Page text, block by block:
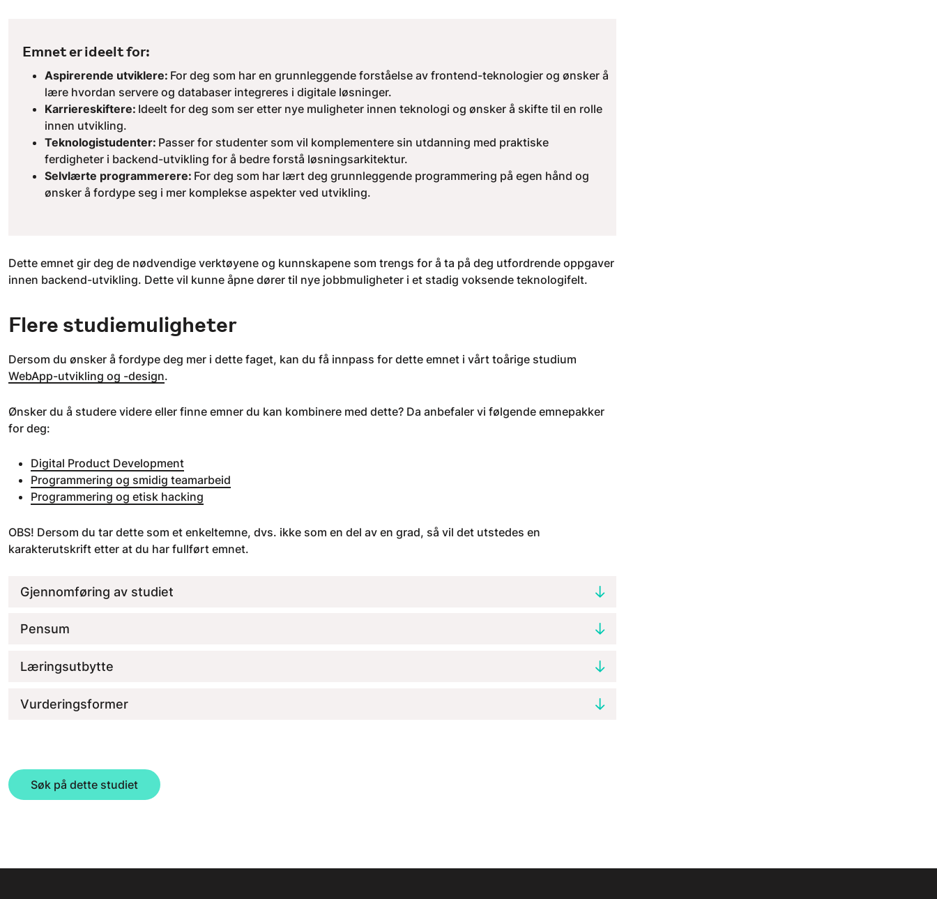
Emnet er ideelt for:
Aspirerende utviklere: For deg som har en grunnleggende forståelse av frontend-teknologier og ønsker å
lære hvordan servere og databaser integreres i digitale løsninger.
Karriereskiftere: Ideelt for deg som ser etter nye muligheter innen teknologi og ønsker å skifte til en rolle
innen utvikling.
Teknologistudenter: Passer for studenter som vil komplementere sin utdanning med praktiske
ferdigheter i backend-utvikling for å bedre forstå løsningsarkitektur.
Selvlærte programmerere: For deg som har lært deg grunnleggende programmering på egen hånd og
ønsker å fordype seg i mer komplekse aspekter ved utvikling.
Dette emnet gir deg de nødvendige verktøyene og kunnskapene som trengs for å ta på deg utfordrende oppgaver
innen backend-utvikling. Dette vil kunne åpne dører til nye jobbmuligheter i et stadig voksende teknologifelt.
Flere studiemuligheter
Dersom du ønsker å fordype deg mer i dette faget, kan du få innpass for dette emnet i vårt toårige studium
WebApp-utvikling og -design.
Ønsker du å studere videre eller finne emner du kan kombinere med dette? Da anbefaler vi følgende emnepakker
for deg:
Digital Product Development
Programmering og smidig teamarbeid
Programmering og etisk hacking
OBS! Dersom du tar dette som et enkeltemne, dvs. ikke som en del av en grad, så vil det utstedes en
karakterutskrift etter at du har fullført emnet.
Gjennomføring av studiet
Pensum
Læringsutbytte
Vurderingsformer
Søk på dette studiet